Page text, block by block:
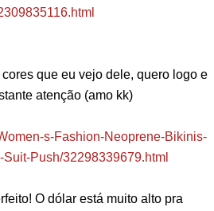
que eu vejo dele, quero logo e
atenção (amo kk)
s-Fashion-Neoprene-Bikinis-
Push/32298339679.html
O dólar está muito alto pra